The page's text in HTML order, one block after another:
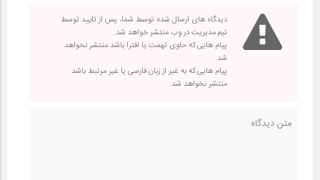
دیدگاه های ارسال شده توسط شما، پس از تایید توسط
تیم مدیریت در وب منتشر خواهد شد.
پیام هایی که حاوی تهمت یا افترا باشد منتشر نخواهد
شد.
پیام هایی که به غیر از زبان فارسی یا غیر مرتبط باشد
منتشر نخواهد شد.